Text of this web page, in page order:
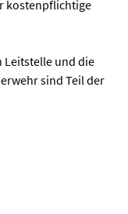
kostenpflichtige
Leitstelle und die
sind Teil der